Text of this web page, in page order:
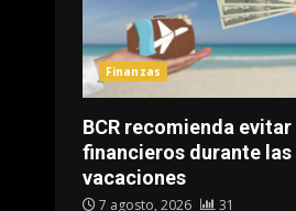
Finanzas
BCR recomienda
financieros durante las
vacaciones
7 agosto, 2026 31